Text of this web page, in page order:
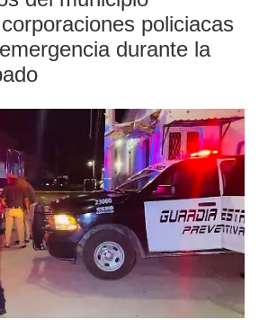
policiacas
durante la